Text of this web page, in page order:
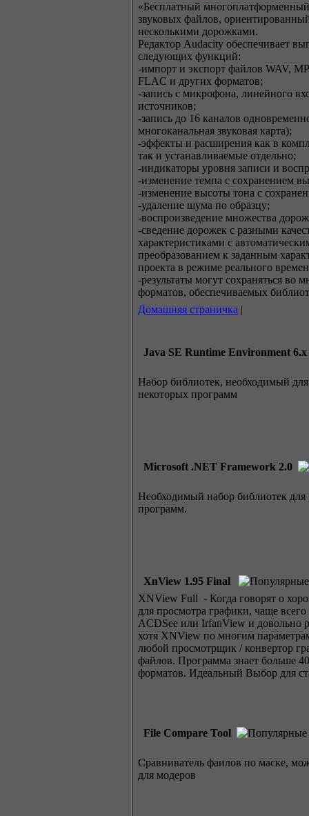
«Бесплатный
звуковых файлов,
несколькими дорожками.
Редактор Audacity обеспечивает
следующих функций:
-импорт и экспорт файлов WAV,
FLAC и других форматов;
-запись с микрофона, линейного
источников;
-запись до 16 каналов
многоканальная звуковая карта);
-эффекты и расширения как в
так и устанавливаемые отдельно;
-индикаторы уровня записи и
-изменение темпа с сохранением
-изменение высоты тона с
-удаление шума по образцу;
-воспроизведение множества
-сведение дорожек с разными
характеристиками с
преобразованием к заданным
проекта в режиме реального
-результаты могут сохраняться во
форматов, обеспечиваемых
Домашняя страничка |
Java SE Runtime Environment 6.x
Набор библиотек, необходимый
некоторых программ
Microsoft .NET Framework 2.0
Необходимый набор библиотек для
программ.
XnView 1.95 Final
XNView Full - Когда говорят о
для просмотра графики, чаще
ACDSee или IrfanView и довольно
хотя XNView по многим
любой просмотрщик / конвертор
файлов. Программа знает больше
форматов. Идеальный Выбор для
File Compare Tool
Сравниватель фаилов по маске,
для модеров